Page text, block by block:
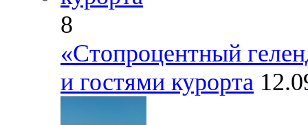
8
«Стопроцентный
и гостями курорта